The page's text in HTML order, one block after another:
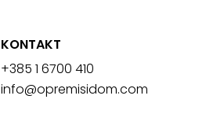
KONTAKT
+385 1 6700 410
info@opremisidom.com